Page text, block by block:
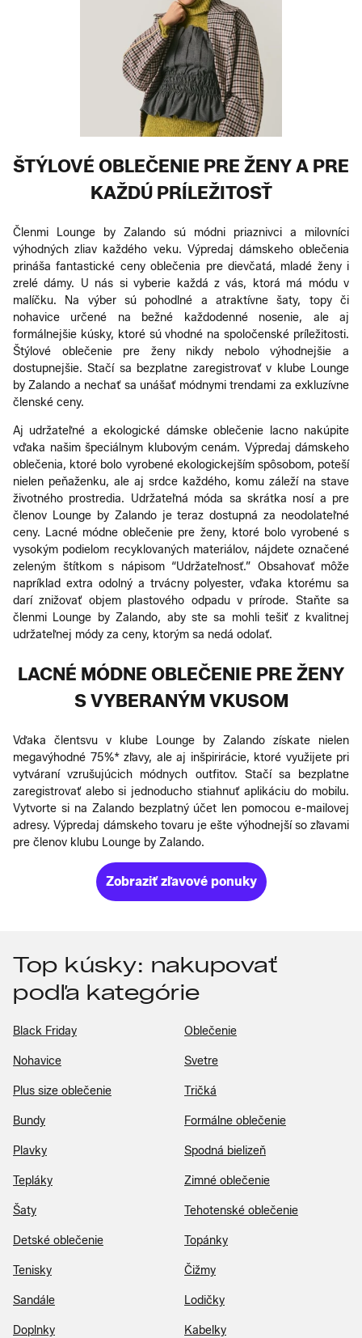
ŠTÝLOVÉ OBLEČENIE PRE ŽENY A PRE
KAŽDÚ PRÍLEŽITOSŤ
Členmi Lounge by Zalando sú módni priaznivci a milovníci
výhodných zliav každého veku. Výpredaj dámskeho oblečenia
prináša fantastické ceny oblečenia pre dievčatá, mladé ženy i
zrelé dámy. U nás si vyberie každá z vás, ktorá má módu v
malíčku. Na výber sú pohodlné a atraktívne šaty, topy či
nohavice určené na bežné každodenné nosenie, ale aj
formálnejšie kúsky, ktoré sú vhodné na spoločenské príležitosti.
Štýlové oblečenie pre ženy nikdy nebolo výhodnejšie a
dostupnejšie. Stačí sa bezplatne zaregistrovať v klube Lounge
by Zalando a nechať sa unášať módnymi trendami za exkluzívne
členské ceny.
Aj udržateľné a ekologické dámske oblečenie lacno nakúpite
vďaka našim špeciálnym klubovým cenám. Výpredaj dámskeho
oblečenia, ktoré bolo vyrobené ekologickejším spôsobom, poteší
nielen peňaženku, ale aj srdce každého, komu záleží na stave
životného prostredia. Udržateľná móda sa skrátka nosí a pre
členov Lounge by Zalando je teraz dostupná za neodolateľné
ceny. Lacné módne oblečenie pre ženy, ktoré bolo vyrobené s
vysokým podielom recyklovaných materiálov, nájdete označené
zeleným štítkom s nápisom “Udržateľnosť.” Obsahovať môže
napríklad extra odolný a trvácny polyester, vďaka ktorému sa
darí znižovať objem plastového odpadu v prírode. Staňte sa
členmi Lounge by Zalando, aby ste sa mohli tešiť z kvalitnej
udržateľnej módy za ceny, ktorým sa nedá odolať.
LACNÉ MÓDNE OBLEČENIE PRE ŽENY
S VYBERANÝM VKUSOM
Vďaka člentsvu v klube Lounge by Zalando získate nielen
megavýhodné 75%* zľavy, ale aj inšpirirácie, ktoré využijete pri
vytváraní vzrušujúcich módnych outfitov. Stačí sa bezplatne
zaregistrovať alebo si jednoducho stiahnuť aplikáciu do mobilu.
Vytvorte si na Zalando bezplatný účet len pomocou e-mailovej
adresy. Výpredaj dámskeho tovaru je ešte výhodnejší so zľavami
pre členov klubu Lounge by Zalando.
Zobraziť zľavové ponuky
Top kúsky: nakupovať
podľa kategórie
Black Friday Oblečenie
Nohavice Svetre
Plus size oblečenie Tričká
Bundy Formálne oblečenie
Plavky Spodná bielizeň
Tepláky Zimné oblečenie
Šaty Tehotenské oblečenie
Detské oblečenie Topánky
Tenisky Čižmy
Sandále Lodičky
Doplnky Kabelky